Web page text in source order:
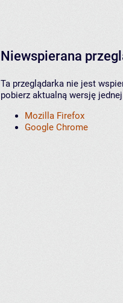
Niewspierana
Ta przeglądarka nie jest
pobierz aktualną wersję
Mozilla Firefox
Google Chrome